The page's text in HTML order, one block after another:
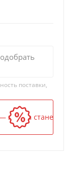
поставки,
и цена станет